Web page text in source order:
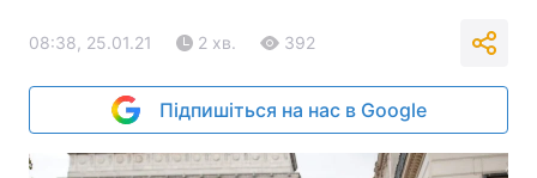
08:38, 25.01.21 2 хв. 392
Підпишіться на нас в Google